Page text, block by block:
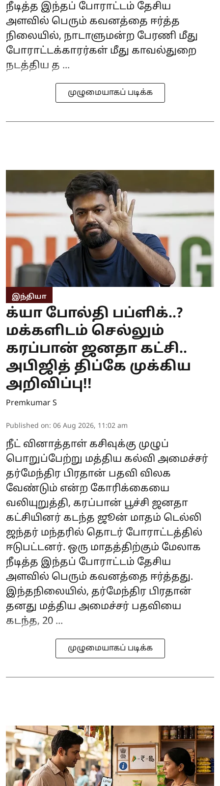
நீடித்த இந்தப் போராட்டம் தேசிய
அளவில் பெரும் கவனத்தை ஈர்த்த
நிலையில், நாடாளுமன்ற பேரணி மீது
போராட்டக்காரர்கள் மீது காவல்துறை
நடத்திய த ...
முழுமையாகப் படிக்க
இந்தியா
க்யா போல்தி பப்ளிக்..?
மக்களிடம் செல்லும்
கரப்பான் ஜனதா கட்சி..
அபிஜித் திப்கே முக்கிய
அறிவிப்பு!!
Premkumar S
Published on: 06 Aug 2026, 11:02 am
நீட் வினாத்தாள் கசிவுக்கு முழுப்
பொறுப்பேற்று மத்திய கல்வி அமைச்சர்
தர்மேந்திர பிரதான் பதவி விலக
வேண்டும் என்ற கோரிக்கையை
வலியுறுத்தி, கரப்பான் பூச்சி ஜனதா
கட்சியினர் கடந்த ஜூன் மாதம் டெல்லி
ஜந்தர் மந்தரில் தொடர் போராட்டத்தில்
ஈடுபட்டனர். ஒரு மாதத்திற்கும் மேலாக
நீடித்த இந்தப் போராட்டம் தேசிய
அளவில் பெரும் கவனத்தை ஈர்த்தது.
இந்தநிலையில், தர்மேந்திர பிரதான்
தனது மத்திய அமைச்சர் பதவியை
கடந்த, 20 ...
முழுமையாகப் படிக்க